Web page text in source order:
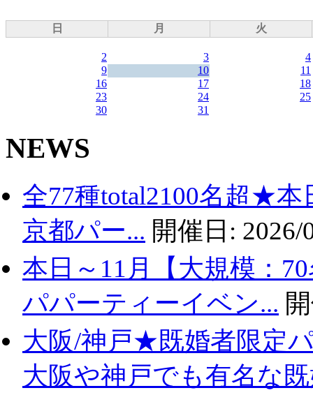
日 月 火
2 3
4
9
10
11
16
17
18
23
24
25
30
31
NEWS
全77種total2100名超★本
京都パー... 開催日: 2026/
本日～11月【大規模：
パパーティーイベン...
大阪/神戸★既婚者限定
大阪や神戸でも有名な